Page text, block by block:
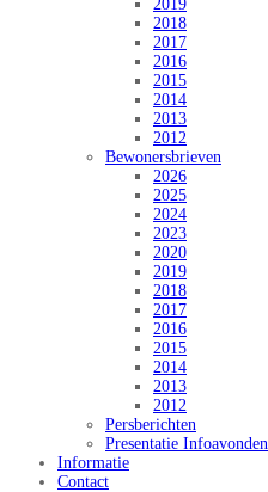
2019
2018
2017
2016
2015
2014
2013
2012
Bewonersbrieven
2026
2025
2024
2023
2020
2019
2018
2017
2016
2015
2014
2013
2012
Persberichten
Presentatie Infoavonden
Informatie
Contact